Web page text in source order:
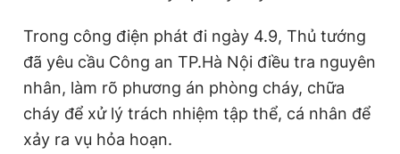
i
m
e
Trong công điện phát đi ngày 4.9, Thủ tướng
đã yêu cầu Công an TP.Hà Nội điều tra nguyên
nhân, làm rõ phương án phòng cháy, chữa
cháy để xử lý trách nhiệm tập thể, cá nhân để
xảy ra vụ hỏa hoạn.